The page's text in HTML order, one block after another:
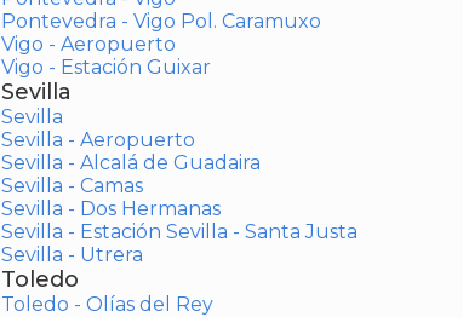
Pontevedra - Vigo Pol. Caramuxo
Vigo - Aeropuerto
Vigo - Estación Guixar
Sevilla
Sevilla
Sevilla - Aeropuerto
Sevilla - Alcalá de Guadaira
Sevilla - Camas
Sevilla - Dos Hermanas
Sevilla - Estación Sevilla - Santa Justa
Sevilla - Utrera
Toledo
Toledo - Olías del Rey